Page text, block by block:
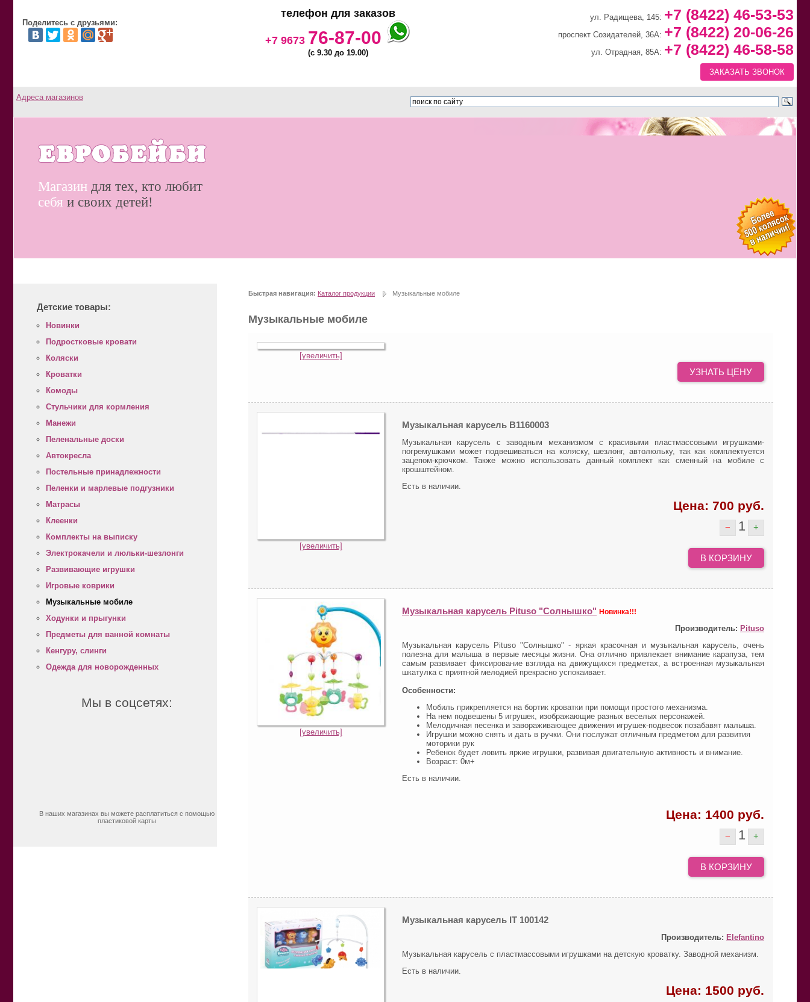
Поделитесь с друзьями:
ул. Радищева, 145: +7 (8422) 46-53-53
проспект Созидателей, 36А: +7 (8422) 20-06-26
ул. Отрадная, 85А: +7 (8422) 46-58-58
телефон для заказов
+7 9673 76-87-00
(с 9.30 до 19.00)
ЗАКАЗАТЬ ЗВОНОК
Адреса магазинов
Магазин для тех, кто любит
себя и своих детей!
Быстрая навигация: Каталог продукции Музыкальные мобиле
Музыкальные мобиле
[увеличить]
УЗНАТЬ ЦЕНУ
[увеличить]
Музыкальная карусель B1160003
Музыкальная карусель с заводным механизмом с красивыми пластмассовыми игрушками-
погремушками может подвешиваться на коляску, шезлонг, автолюльку, так как комплектуется
зацепом-крючком. Также можно использовать данный комплект как сменный на мобиле с
крошштейном.
Есть в наличии.
Цена: 700 руб.
− 1 +
В КОРЗИНУ
[увеличить]
Музыкальная карусель Pituso "Солнышко" Новинка!!!
Производитель: Pituso
Музыкальная карусель Pituso "Солнышко" - яркая красочная и музыкальная карусель, очень
полезна для малыша в первые месяцы жизни. Она отлично привлекает внимание карапуза, тем
самым развивает фиксирование взгляда на движущихся предметах, а встроенная музыкальная
шкатулка с приятной мелодией прекрасно успокаивает.
Особенности:
Мобиль прикрепляется на бортик кроватки при помощи простого механизма.
На нем подвешены 5 игрушек, изображающие разных веселых персонажей.
Мелодичная песенка и завораживающее движения игрушек-подвесок позабавят малыша.
Игрушки можно снять и дать в ручки. Они послужат отличным предметом для развития
моторики рук
Ребенок будет ловить яркие игрушки, развивая двигательную активность и внимание.
Возраст: 0м+
Есть в наличии.
Цена: 1400 руб.
− 1 +
В КОРЗИНУ
Музыкальная карусель IT 100142
Производитель: Elefantino
Музыкальная карусель с пластмассовыми игрушками на детскую кроватку. Заводной механизм.
Есть в наличии.
Цена: 1500 руб.
Детские товары:
Новинки
Подростковые кровати
Коляски
Кроватки
Комоды
Стульчики для кормления
Манежи
Пеленальные доски
Автокресла
Постельные принадлежности
Пеленки и марлевые подгузники
Матрасы
Клеенки
Комплекты на выписку
Электрокачели и люльки-шезлонги
Развивающие игрушки
Игровые коврики
Музыкальные мобиле
Ходунки и прыгунки
Предметы для ванной комнаты
Кенгуру, слинги
Одежда для новорожденных
Мы в соцсетях:
В наших магазинах вы можете расплатиться с помощью
пластиковой карты